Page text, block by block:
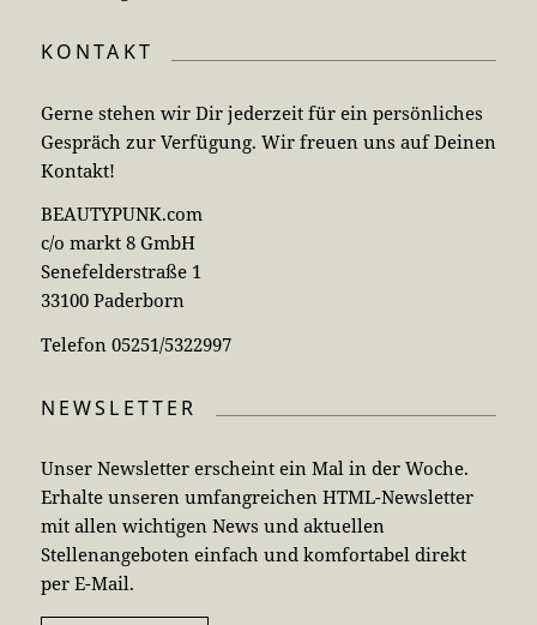
KONTAKT
Gerne stehen wir Dir jederzeit für ein persönliches
Gespräch zur Verfügung. Wir freuen uns auf Deinen
Kontakt!
BEAUTYPUNK.com
c/o markt 8 GmbH
Senefelderstraße 1
33100 Paderborn
Telefon 05251/5322997
NEWSLETTER
Unser Newsletter erscheint ein Mal in der Woche.
Erhalte unseren umfangreichen HTML-Newsletter
mit allen wichtigen News und aktuellen
Stellenangeboten einfach und komfortabel direkt
per E-Mail.